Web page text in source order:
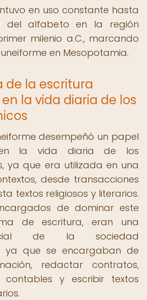
en uso constante hasta
del alfabeto en la región
milenio a.C., marcando
en Mesopotamia.
de la escritura
la vida diaria de los
desempeñó un papel
en la vida diaria de los
ya que era utilizada en una
desde transacciones
textos religiosos y literarios.
de dominar este
de escritura, eran una
de la sociedad
ya que se encargaban de
redactar contratos,
contables y escribir textos